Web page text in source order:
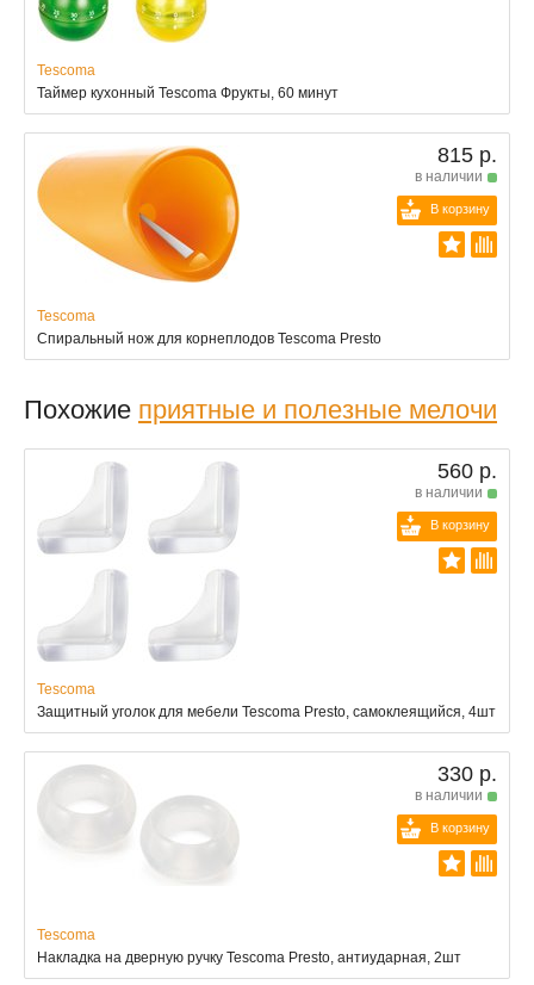
Tescoma
Таймер кухонный Tescoma Фрукты, 60 минут
815 р.
в наличии
В корзину
Tescoma
Спиральный нож для корнеплодов Tescoma Presto
Похожие приятные и полезные мелочи
560 р.
в наличии
В корзину
Tescoma
Защитный уголок для мебели Tescoma Presto, самоклеящийся, 4шт
330 р.
в наличии
В корзину
Tescoma
Накладка на дверную ручку Tescoma Presto, антиударная, 2шт